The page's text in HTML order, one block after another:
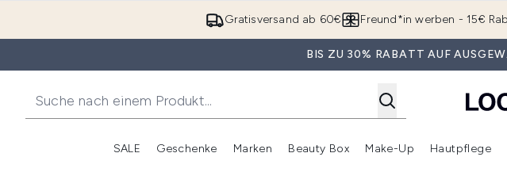
Gratisversand ab 60€ Freund*in werben - 15€
BIS ZU 30% RABATT AUF
SALE
Untermenü Anmelden (SALE)
Geschenke
Untermenü Anmelden (Geschenke)
Marken
Untermenü Anmelden (Marken)
Beauty Box
Untermenü
Make-Up Hautpflege